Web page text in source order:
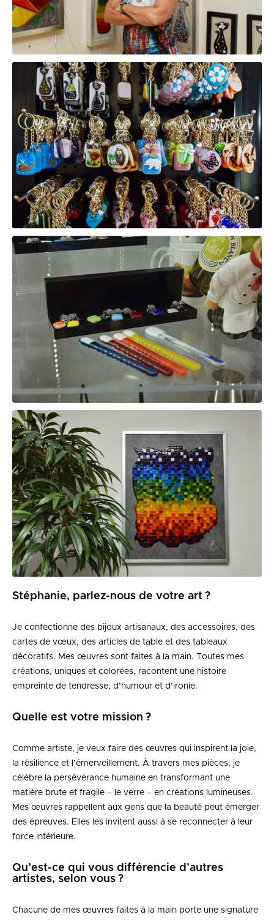
Stéphanie, parlez-nous de votre art ?
Je confectionne des bijoux artisanaux, des accessoires, des
cartes de vœux, des articles de table et des tableaux
décoratifs. Mes œuvres sont faites à la main. Toutes mes
créations, uniques et colorées, racontent une histoire
empreinte de tendresse, d’humour et d’ironie.
Quelle est votre mission ?
Comme artiste, je veux faire des œuvres qui inspirent la joie,
la résilience et l’émerveillement. À travers mes pièces, je
célèbre la persévérance humaine en transformant une
matière brute et fragile – le verre – en créations lumineuses.
Mes œuvres rappellent aux gens que la beauté peut émerger
des épreuves. Elles les invitent aussi à se reconnecter à leur
force intérieure.
Qu’est-ce qui vous différencie d’autres
artistes, selon vous ?
Chacune de mes œuvres faites à la main porte une signature